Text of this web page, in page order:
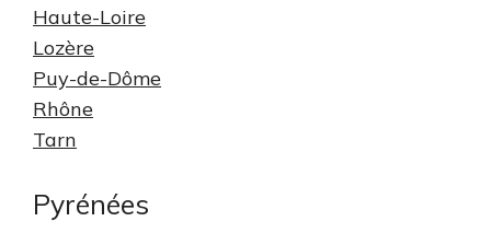
Haute-Loire
Lozère
Puy-de-Dôme
Rhône
Tarn
Pyrénées